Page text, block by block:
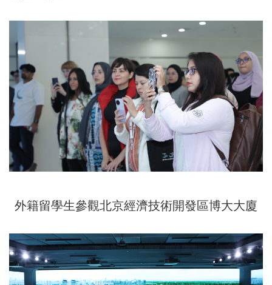
外籍留學生參觀北京經濟技術開發區博大大廈